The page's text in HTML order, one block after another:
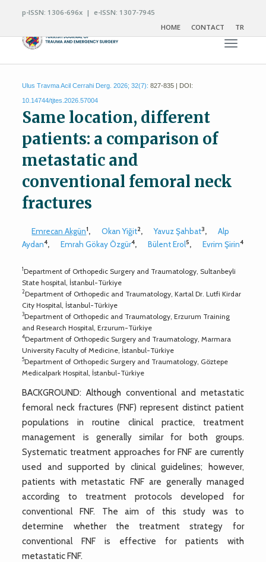
p-ISSN: 1306-696x | e-ISSN: 1307-7945
HOME
CONTACT TR
Toggle
Ulus Travma Acil Cerrahi Derg. 2026; 32(7): 827-835 | DOI:
10.14744/tjtes.2026.57004
Same location, different
patients: a comparison of
metastatic and
conventional femoral neck
fractures
Emrecan Akgün1, Okan Yiğit2, Yavuz Şahbat3,
Alp
Aydan4, Emrah Gökay Özgür4, Bülent Erol5, Evrim Şirin4
1Department of Orthopedic Surgery and Traumatology, Sultanbeyli
State hospital, İstanbul-Türkiye
2Department of Orthopedic and Traumatology, Kartal Dr. Lutfi Kirdar
City Hospital, İstanbul-Türkiye
3Department of Orthopedic and Traumatology, Erzurum Training
and Research Hospital, Erzurum-Türkiye
4Department of Orthopedic Surgery and Traumatology, Marmara
University Faculty of Medicine, İstanbul-Türkiye
5Department of Orthopedic Surgery and Traumatology, Göztepe
Medicalpark Hospital, İstanbul-Türkiye
BACKGROUND: Although conventional and metastatic
femoral neck fractures (FNF) represent distinct patient
populations in routine clinical practice, treatment
management is generally similar for both groups.
Systematic treatment approaches for FNF are currently
used and supported by clinical guidelines; however,
patients with metastatic FNF are generally managed
according to treatment protocols developed for
conventional FNF. The aim of this study was to
determine whether the treatment strategy for
conventional FNF is effective for patients with
metastatic FNF.